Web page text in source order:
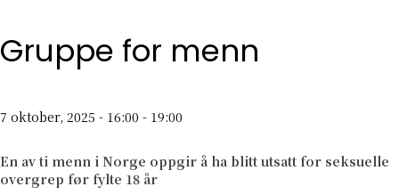
Gruppe for menn
7 oktober, 2025 - 16:00 - 19:00
En av ti menn i Norge oppgir å ha blitt utsatt for seksuelle
overgrep før fylte 18 år